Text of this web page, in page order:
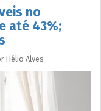
no
até 43%;
Hélio Alves